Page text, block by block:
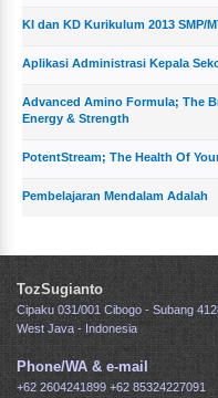
KI dan KD Kurikulum 2013 SMP/
Aplikasi Administrasi Kepala
Advanced Amino Formula; The
Energy & Strength
PotentStream; The Health Of
Pembelajaran Mendalam Adalah
TozSugianto
Cipaku 031/001 Cibogo - Subang
West Java - Indonesia
Phone/WA & e-mail
+62 2604241899+62 85324227091